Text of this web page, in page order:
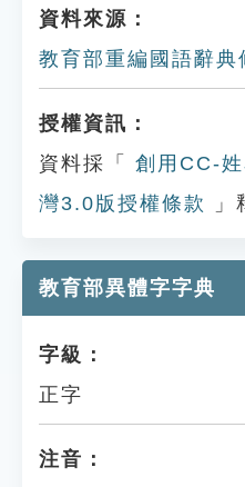
資料來源：
教育部重編國語辭典
授權資訊：
資料採「
創用CC-
灣3.0版授權條款
」
教育部異體字字典
字級：
正字
注音：